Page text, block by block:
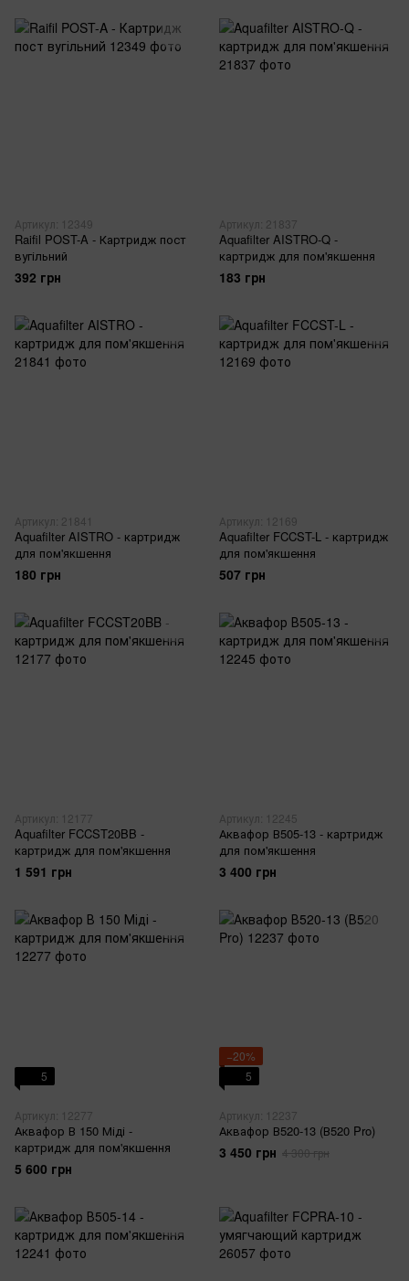
Артикул: 12349
Raifil POST-A - Картридж пост
вугільний
392 грн
Артикул: 21837
Aquafilter AISTRO-Q -
картридж для пом'якшення
183 грн
Артикул: 21841
Aquafilter AISTRO - картридж
для пом'якшення
180 грн
Артикул: 12169
Aquafilter FCCST-L - картридж
для пом'якшення
507 грн
Артикул: 12177
Aquafilter FCCST20BB -
картридж для пом'якшення
1 591 грн
Артикул: 12245
Аквафор В505-13 - картридж
для пом'якшення
3 400 грн
5
Артикул: 12277
Аквафор В 150 Міді -
картридж для пом'якшення
5 600 грн
−20%
5
Артикул: 12237
Аквафор В520-13 (В520 Pro)
3 450 грн 4 300 грн